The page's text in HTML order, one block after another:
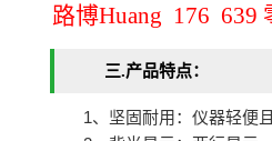
路博Huang 176 639
三.产品特点：
1、坚固耐用：仪器轻便且